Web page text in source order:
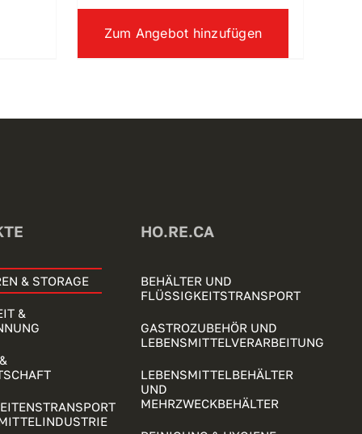
Zum Angebot hinzufügen
& STORAGE
&
HO.RE.CA
BEHÄLTER UND
FLÜSSIGKEITSTRANSPORT
GASTROZUBEHÖR UND
LEBENSMITTELVERARBEITUNG
LEBENSMITTELBEHÄLTER
UND
MEHRZWECKBEHÄLTER